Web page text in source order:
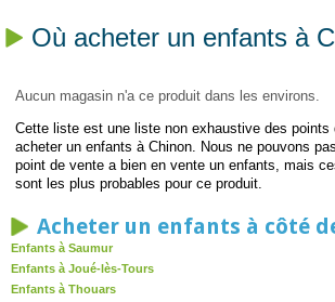
Où acheter un enfants à
Aucun magasin n'a ce produit dans les environs.
Cette liste est une liste non exhaustive des points
acheter un enfants à Chinon. Nous ne pouvons
point de vente a bien en vente un enfants, mais
sont les plus probables pour ce produit.
Acheter un enfants à côté
Enfants à Saumur
Enfants à Joué-lès-Tours
Enfants à Thouars